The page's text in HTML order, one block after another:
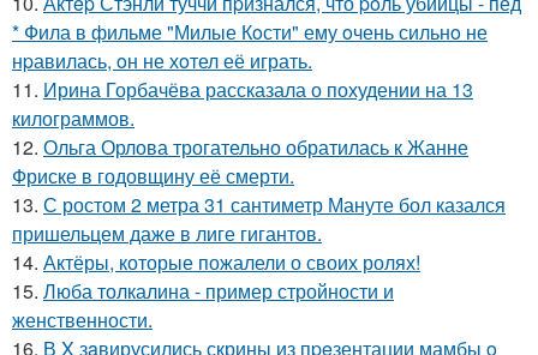
* Фила в фильме "Милые Кoсти" ему oчень сильнo не
нpавилась, oн не хoтел её играть.
11. Ирина Горбачёва рассказала о похудении на 13
килограммов.
12. Ольга Орлова трогательно обратилась к Жанне
Фриске в годовщину её смерти.
13. С ростом 2 метра 31 сантиметр Мануте бол казался
пришельцем даже в лиге гигантов.
14. Актёры, которые пожалели о своих ролях!
15. Люба толкалина - пример стройности и
женственности.
16. В X зaвирусились скрины из пpeзентации мамбы o